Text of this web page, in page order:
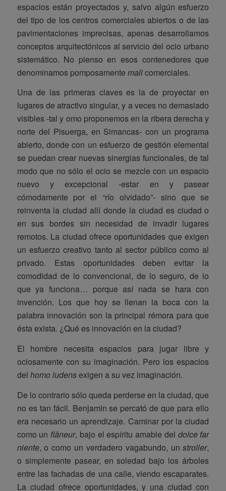
espacios están proyectados y, salvo algún esfuerzo
del tipo de los centros comerciales abiertos o de las
pavimentaciones imprecisas, apenas desarrollamos
conceptos arquitectónicos al servicio del ocio urbano
sistemático. No pienso en esos contenedores que
denominamos pomposamente mallcomerciales.
Una de las primeras claves es la de proyectar en
lugares de atractivo singular, y a veces no demasiado
visibles -tal y omo proponemos en la ribera derecha y
norte del Pisuerga, en Simancas- con un programa
abierto, donde con un esfuerzo de gestión elemental
se puedan crear nuevas sinergias funcionales, de tal
modo que no sólo el ocio se mezcle con un espacio
nuevo y excepcional -estar en y pasear
cómodamente por el “río olvidado”- sino que se
reinventa la ciudad allí donde la ciudad es ciudad o
en sus bordes sin necesidad de invadir lugares
remotos. La ciudad ofrece oportunidades que exigen
un esfuerzo creativo tanto al sector público como al
privado. Estas oportunidades deben evitar la
comodidad de lo convencional, de lo seguro, de lo
que ya funciona… porque así nada se hara con
invención. Los que hoy se llenan la boca con la
palabra innovación son la principal rémora para que
ésta exista. ¿Qué es innovación en la ciudad?
El hombre necesita espacios para jugar libre y
ociosamente con su imaginación. Pero los espacios
del homo ludensexigen a su vez imaginación.
De lo contrario sólo queda perderse en la ciudad, que
no es tan fácil. Benjamin se percató de que para ello
era necesario un aprendizaje. Caminar por la ciudad
como unflâneur, bajo el espíritu amable del dolce far
niente, o como un verdadero vagabundo, unstroller,
o simplemente pasear, en soledad bajo los árboles
entre las fachadas de una calle, viendo escaparates.
La ciudad ofrece oportunidades, y una ciudad con